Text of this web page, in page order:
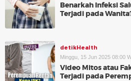
Benarkah Infeksi
Terjadi pada
detikHealth
Minggu, 15 Jun 2025 08:00
Video Mitos atau
Terjadi pada